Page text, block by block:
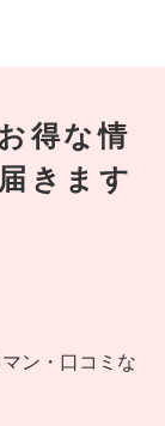
得な情
きます
ン・口コミな